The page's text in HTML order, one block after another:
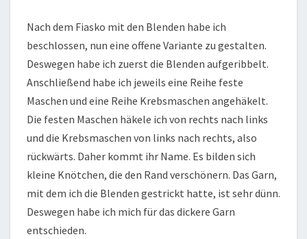
Nach dem Fiasko mit den Blenden habe ich
beschlossen, nun eine offene Variante zu gestalten.
Deswegen habe ich zuerst die Blenden aufgeribbelt.
Anschließend habe ich jeweils eine Reihe feste
Maschen und eine Reihe Krebsmaschen angehäkelt.
Die festen Maschen häkele ich von rechts nach links
und die Krebsmaschen von links nach rechts, also
rückwärts. Daher kommt ihr Name. Es bilden sich
kleine Knötchen, die den Rand verschönern. Das Garn,
mit dem ich die Blenden gestrickt hatte, ist sehr dünn.
Deswegen habe ich mich für das dickere Garn
entschieden.